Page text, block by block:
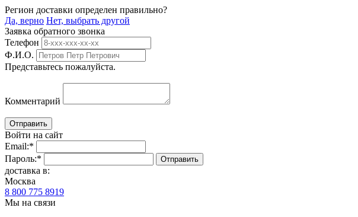
Регион доставки определен правильно?
Да, верно Нет, выбрать другой
Заявка обратного звонка
Телефон
Ф.И.О.
Представьтесь пожалуйста.
Комментарий
Войти на сайт
Email:*
Пароль:*
доставка в:
Москва
8 800 775 8919
Мы на связи